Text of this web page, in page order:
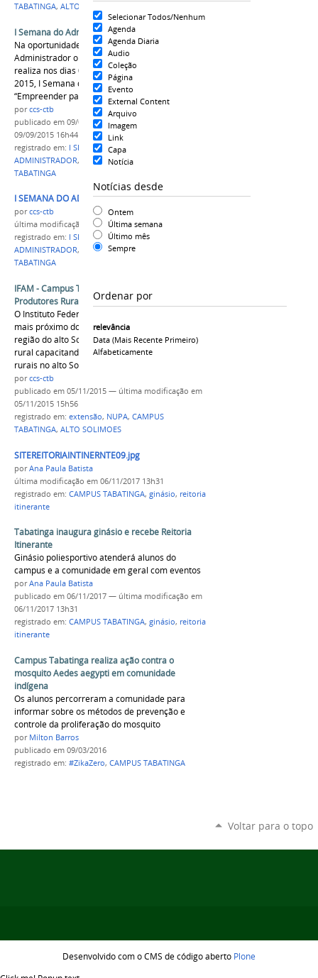
Selecionar Todos/Nenhum
Agenda
Agenda Diaria
Audio
Coleção
Página
Evento
External Content
Arquivo
Imagem
Link
Capa
Notícia
Notícias desde
Ontem
Última semana
Último mês
Sempre
Ordenar por
relevância
Data (mais Recente Primeiro)
Alfabeticamente
TABATINGA, ALTO SOLIMOES
I Semana do Administrador
Na oportunidade de comemorar o dia do
Administrador o IFAM – Campus Tabatinga
realiza nos dias 09, 10 e 11 de setembro de
2015, I Semana do Administrador com o tema
“Empreender para Crescer”.
porccs-ctb
publicado em 09/09/2015 — última modificação
09/09/2015 16h44
registrado em: I SEMANA ,SEMANA DO
ADMINISTRADOR, ADMINISTRADOR
TABATINGA
I SEMANA DO ADMINISTRADOR
porccs-ctb
última modificação
em 09/09/2015 16h33
registrado em: I SEMANA
SEMANA DO
ADMINISTRADOR, ADMINISTRADOR
TABATINGA
IFAM - Campus Tabatinga capacita Pescadores e
Produtores Rurais no Alto Solimões.
O Instituto Federal do Amazonas está cada vez
mais próximo dos pescadores ribeirinhos na
região do alto Solimões através da extensão
rural capacitando pescadores e produtores
rurais no alto Solimões.
porccs-ctb
publicado em 05/11/2015 — última modificação em
05/11/2015 15h56
registrado em: extensão, NUPA, CAMPUS
TABATINGA, ALTO SOLIMOES
SITEREITORIAINTINERNTE09.jpg
porAna Paula Batista
última modificação em 06/11/2017 13h31
registrado em: CAMPUS TABATINGA, ginásio, reitoria
itinerante
Tabatinga inaugura ginásio e recebe Reitoria
Itinerante
Ginásio poliesportivo atenderá alunos do
campus e a comunidade em geral com eventos
porAna Paula Batista
publicado em 06/11/2017 — última modificação em
06/11/2017 13h31
registrado em: CAMPUS TABATINGA, ginásio, reitoria
itinerante
Campus Tabatinga realiza ação contra o
mosquito Aedes aegypti em comunidade
indígena
Os alunos percorreram a comunidade para
informar sobre os métodos de prevenção e
controle da proliferação do mosquito
por Milton Barros
publicado em 09/03/2016
registrado em: #ZikaZero, CAMPUS TABATINGA
Voltar para o topo
Desenvolvido com o CMS de código aberto Plone